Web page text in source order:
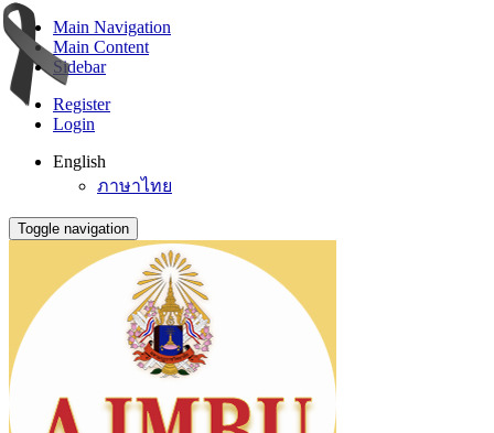
Main Navigation
Main Content
Sidebar
Register
Login
English
ภาษาไทย
Toggle navigation